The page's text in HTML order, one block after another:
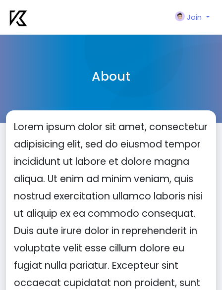
Join
About
Lorem ipsum dolor sit amet, consectetur
adipisicing elit, sed do eiusmod tempor
incididunt ut labore et dolore magna
aliqua. Ut enim ad minim veniam, quis
nostrud exercitation ullamco laboris nisi
ut aliquip ex ea commodo consequat.
Duis aute irure dolor in reprehenderit in
voluptate velit esse cillum dolore eu
fugiat nulla pariatur. Excepteur sint
occaecat cupidatat non proident, sunt